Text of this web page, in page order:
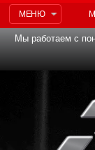
МЕНЮ
Мы работаем с